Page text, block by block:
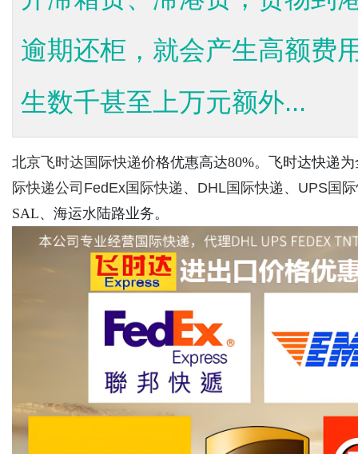
逾期还柜，就会产生高额费
生数千甚至上万元额外...
北京 飞时达 国际快递价格优惠高达80%。飞时达快递
际快递公司 FedEx国际快递 、 DHL国际快递 、 UPS国
SAL、海运水陆路业务。